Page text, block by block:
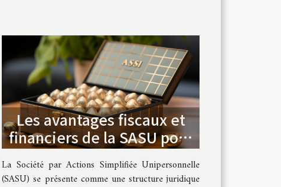
Les avantages fiscaux et
financiers de la SASU pour
les entrepreneurs
individuels
La Société par Actions Simplifiée Unipersonnelle
(SASU) se présente comme une structure juridique